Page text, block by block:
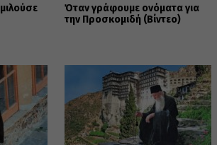
Όταν γράφουμε ονόματα για
την Προσκομιδή (Βίντεο)